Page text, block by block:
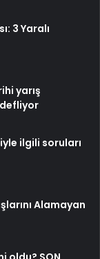
3 Yaralı
yarış
ilgili soruları
Alamayan